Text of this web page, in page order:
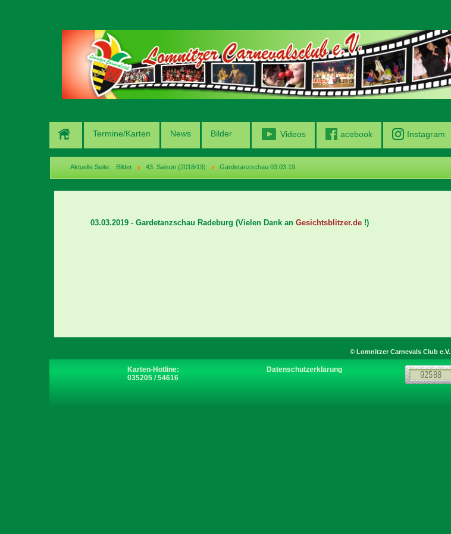
Termine/Karten News Bilder Videos acebook Instagram
Aktuelle Seite: Bilder 43. Saison (2018/19) Gardetanzschau 03.03.19
03.03.2019 - Gardetanzschau Radeburg (Vielen Dank an Gesichtsblitzer.de!)
© Lomnitzer Carnevals Club e.V.
Karten-Hotline:
035205 / 54616
Datenschutzerklärung